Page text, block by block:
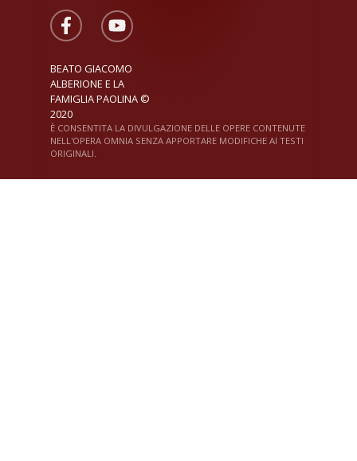
BEATO GIACOMO
ALBERIONE E LA
FAMIGLIA PAOLINA ©
2020
È CONSENTITA LA DIVULGAZIONE DELLE OPERE CONTENUTE
NELL'OPERA OMNIA SENZA APPORTARE MODIFICHE AI TESTI
ORIGINALI.